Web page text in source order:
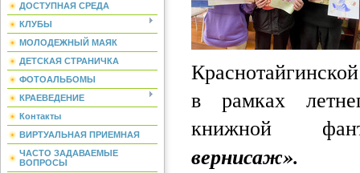
ДОСТУПНАЯ СРЕДА
КЛУБЫ
МОЛОДЕЖНЫЙ МАЯК
ДЕТСКАЯ СТРАНИЧКА
ФОТОАЛЬБОМЫ
КРАЕВЕДЕНИЕ
Контакты
ВИРТУАЛЬНАЯ ПРИЕМНАЯ
ЧАСТО ЗАДАВАЕМЫЕ
ВОПРОСЫ
в рамках
книжной
вернисаж».